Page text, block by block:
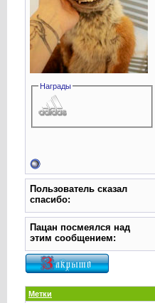
Награды
Пользователь сказал
cпасибо:
Пацан посмеялся над
этим сообщением:
Метки